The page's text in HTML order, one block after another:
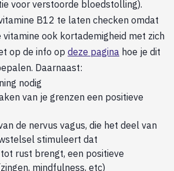
voor verstoorde bloedstolling).
B12 te laten checken omdat
ook kortademigheid met zich
op de info op deze pagina hoe je dit
Daarnaast:
nodig
van je grenzen een positieve
de nervus vagus, die het deel van
stimuleert dat
rust brengt, een positieve
mindfulness, etc)